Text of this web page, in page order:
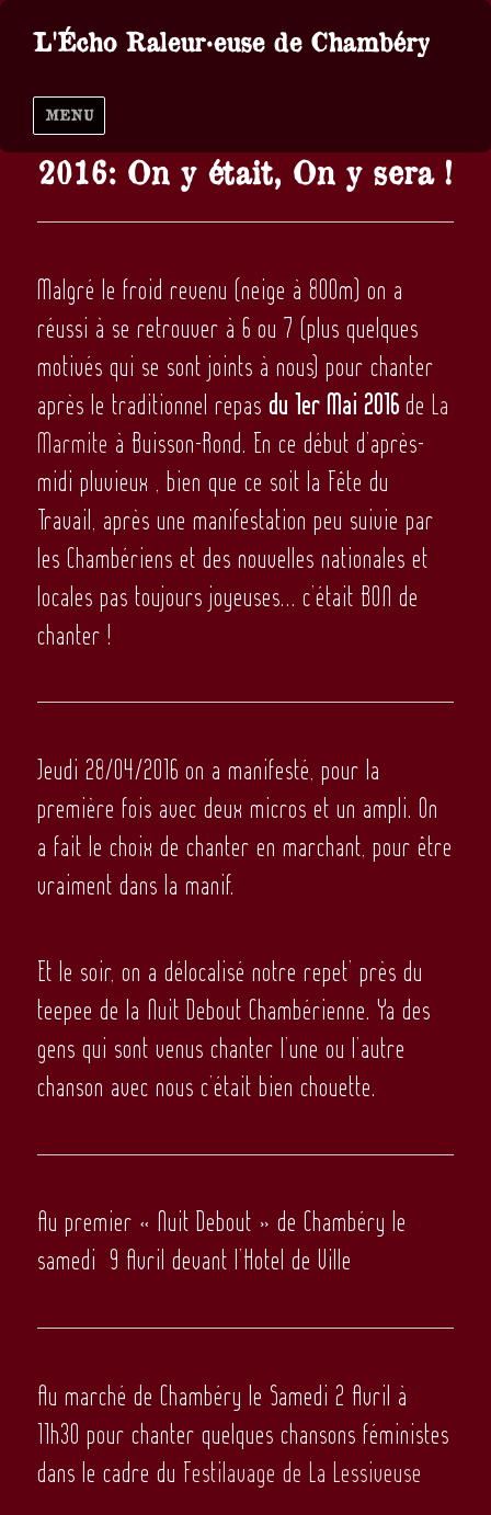
L'Écho Raleur·euse de Chambéry
MENU
2016: On y était, On y sera !
Malgré le froid revenu (neige à 800m) on a
réussi à se retrouver à 6 ou 7 (plus quelques
motivés qui se sont joints à nous) pour chanter
après le traditionnel repasdu 1er Mai 2016de La
Marmite à Buisson-Rond. En ce début d’après-
midi pluvieux , bien que ce soit la Fête du
Travail, après une manifestation peu suivie par
les Chambériens et des nouvelles nationales et
locales pas toujours joyeuses… c’était BON de
chanter !
Jeudi 28/04/2016 on a manifesté, pour la
première fois avec deux micros et un ampli. On
a fait le choix de chanter en marchant, pour être
vraiment dans la manif.
Et le soir, on a délocalisé notre repet’ près du
teepee de la Nuit Debout Chambérienne. Ya des
gens qui sont venus chanter l’une ou l’autre
chanson avec nous c’était bien chouette.
Au premier « Nuit Debout » de Chambéry le
samedi 9 Avril devant l’Hotel de Ville
Au marché de Chambéry le Samedi 2 Avril à
11h30 pour chanter quelques chansons féministes
dans le cadre du Festilavage de La Lessiveuse